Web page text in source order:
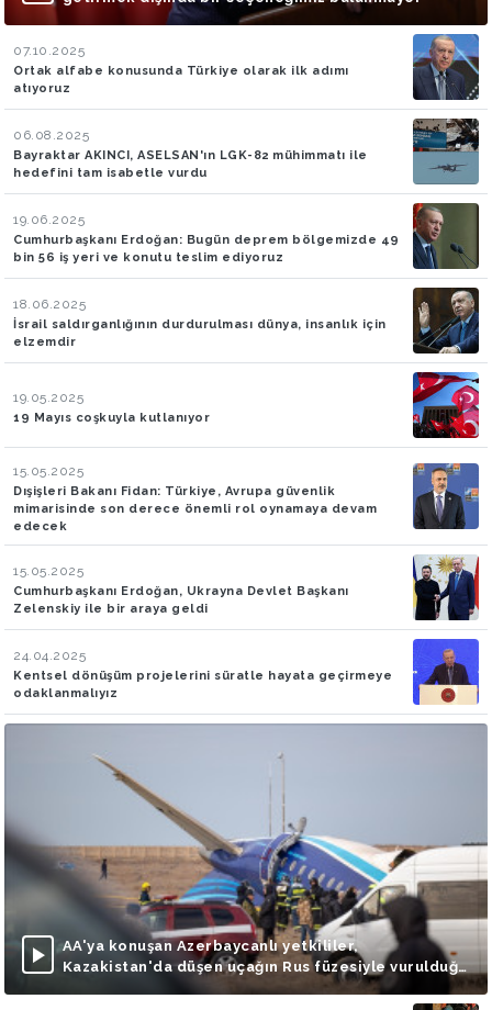
07.10.2025
Ortak alfabe konusunda Türkiye olarak ilk adımı
atıyoruz
06.08.2025
Bayraktar AKINCI, ASELSAN'ın LGK-82 mühimmatı ile
hedefini tam isabetle vurdu
19.06.2025
Cumhurbaşkanı Erdoğan: Bugün deprem bölgemizde 49
bin 56 iş yeri ve konutu teslim ediyoruz
18.06.2025
İsrail saldırganlığının durdurulması dünya, insanlık için
elzemdir
19.05.2025
19 Mayıs coşkuyla kutlanıyor
15.05.2025
Dışişleri Bakanı Fidan: Türkiye, Avrupa güvenlik
mimarisinde son derece önemli rol oynamaya devam
edecek
15.05.2025
Cumhurbaşkanı Erdoğan, Ukrayna Devlet Başkanı
Zelenskiy ile bir araya geldi
24.04.2025
Kentsel dönüşüm projelerini süratle hayata geçirmeye
odaklanmalıyız
AA'ya konuşan Azerbaycanlı yetkililer,
Kazakistan'da düşen uçağın Rus füzesiyle vurulduğu
iddialarını doğruladı